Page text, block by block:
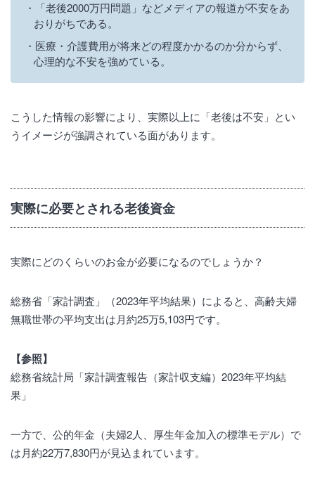
「老後2000万円問題」などメディアの報道が不安をあ
おりがちである。
医療・介護費用が将来どの程度かかるのか分からず、
心理的な不安を強めている。
こうした情報の影響により、実際以上に「老後は不安」とい
うイメージが強調されている面があります。
実際に必要とされる老後資金
実際にどのくらいのお金が必要になるのでしょうか？
総務省「家計調査」（2023年平均結果）によると、高齢夫婦
無職世帯の平均支出は月約25万5,103円です。
【参照】
総務省統計局「家計調査報告（家計収支編）2023年平均結
果」
一方で、公的年金（夫婦2人、厚生年金加入の標準モデル）で
は月約22万7,830円が見込まれています。